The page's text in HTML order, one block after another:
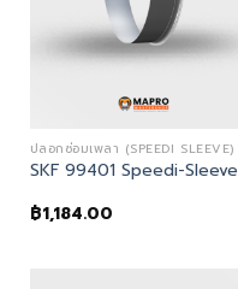
ปลอกซ่อมเพลา (SPEEDI SLEEVE)
SKF 99401 Speedi-Sleeve
฿1,184.00